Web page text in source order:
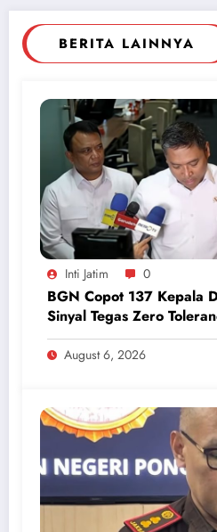
BERITA LAINNYA
Inti Jatim 0
BGN Copot 137 Kepala
Sinyal Tegas Zero
Makanan dan Korupsi
August 6, 2026